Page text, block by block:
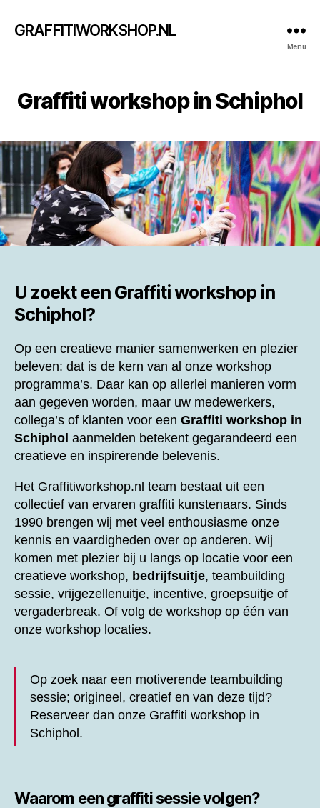
GRAFFITIWORKSHOP.NL
Menu
Graffiti workshop in Schiphol
U zoekt een Graffiti workshop in
Schiphol?
Op een creatieve manier samenwerken en plezier
beleven: dat is de kern van al onze workshop
programma’s. Daar kan op allerlei manieren vorm
aan gegeven worden, maar uw medewerkers,
collega’s of klanten voor een Graffiti workshop in
Schiphol aanmelden betekent gegarandeerd een
creatieve en inspirerende belevenis.
Het Graffitiworkshop.nl team bestaat uit een
collectief van ervaren graffiti kunstenaars. Sinds
1990 brengen wij met veel enthousiasme onze
kennis en vaardigheden over op anderen. Wij
komen met plezier bij u langs op locatie voor een
creatieve workshop, bedrijfsuitje, teambuilding
sessie, vrijgezellenuitje, incentive, groepsuitje of
vergaderbreak. Of volg de workshop op één van
onze workshop locaties.
Op zoek naar een motiverende teambuilding
sessie; origineel, creatief en van deze tijd?
Reserveer dan onze Graffiti workshop in
Schiphol.
Waarom een graffiti sessie volgen?